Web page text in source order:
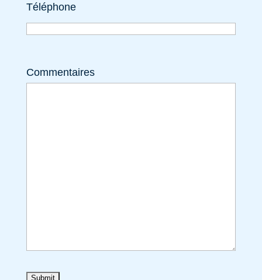
Téléphone
Commentaires